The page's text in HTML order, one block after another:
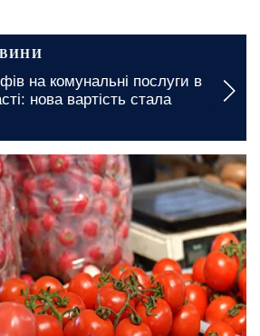
на комунальні послуги в
нова вартість стала